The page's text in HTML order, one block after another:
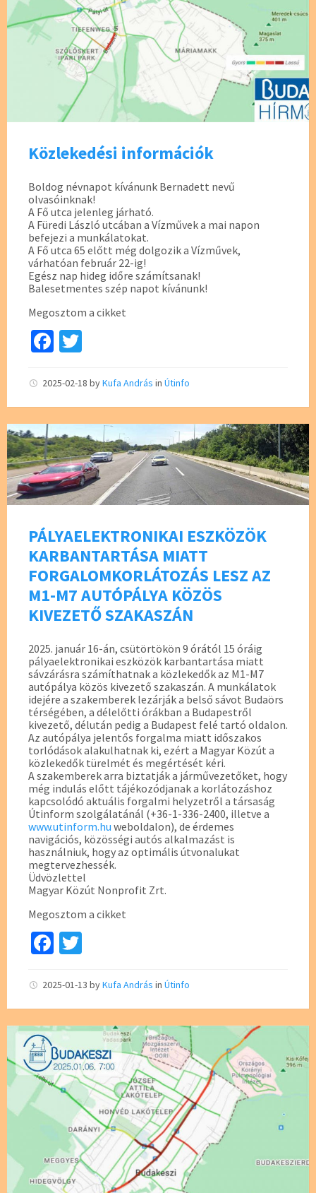
Közlekedési információk
Boldog névnapot kívánunk Bernadett nevű
olvasóinknak!
A Fő utca jelenleg járható.
A Füredi László utcában a Vízművek a mai napon
befejezi a munkálatokat.
A Fő utca 65 előtt még dolgozik a Vízművek,
várhatóan február 22-ig!
Egész nap hideg időre számítsanak!
Balesetmentes szép napot kívánunk!
Megosztom a cikket
Fa
b
o
o
k
tt
er
2025-02-18 byKufa András in Útinfo
PÁLYAELEKTRONIKAI ESZKÖZÖK
KARBANTARTÁSA MIATT
FORGALOMKORLÁTOZÁS LESZ AZ
M1-M7 AUTÓPÁLYA KÖZÖS
KIVEZETŐ SZAKASZÁN
2025. január 16-án, csütörtökön 9 órától 15 óráig
pályaelektronikai eszközök karbantartása miatt
sávzárásra számíthatnak a közlekedők az M1-M7
autópálya közös kivezető szakaszán. A munkálatok
idejére a szakemberek lezárják a belső sávot Budaörs
térségében, a délelőtti órákban a Budapestről
kivezető, délután pedig a Budapest felé tartó oldalon.
Az autópálya jelentős forgalma miatt időszakos
torlódások alakulhatnak ki, ezért a Magyar Közút a
közlekedők türelmét és megértését kéri.
A szakemberek arra biztatják a járművezetőket, hogy
még indulás előtt tájékozódjanak a korlátozáshoz
kapcsolódó aktuális forgalmi helyzetről a társaság
Útinform szolgálatánál (+36-1-336-2400, illetve a
www.utinform.hu weboldalon), de érdemes
navigációs, közösségi autós alkalmazást is
használniuk, hogy az optimális útvonalukat
megtervezhessék.
Üdvözlettel
Magyar Közút Nonprofit Zrt.
Megosztom a cikket
Fa
b
o
o
k
tt
er
2025-01-13 byKufa András in Útinfo